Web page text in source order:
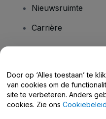
Nieuwsruimte
Carrière
Helpcentrum /
Door op ‘Alles toestaan’ te
van cookies om de
site te verbeteren. Anders
cookies. Zie ons Cookiebeleid